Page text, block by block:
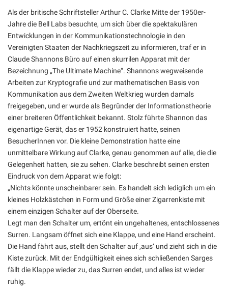
Als der britische Schriftsteller Arthur C. Clarke Mitte der 1950er-
Jahre die Bell Labs besuchte, um sich über die spektakulären
Entwicklungen in der Kommunikationstechnologie in den
Vereinigten Staaten der Nachkriegszeit zu informieren, traf er in
Claude Shannons Büro auf einen skurrilen Apparat mit der
Bezeichnung „The Ultimate Machine“. Shannons wegweisende
Arbeiten zur Kryptografie und zur mathematischen Basis von
Kommunikation aus dem Zweiten Weltkrieg wurden damals
freigegeben, und er wurde als Begründer der Informationstheorie
einer breiteren Öffentlichkeit bekannt. Stolz führte Shannon das
eigenartige Gerät, das er 1952 konstruiert hatte, seinen
BesucherInnen vor. Die kleine Demonstration hatte eine
unmittelbare Wirkung auf Clarke, genau genommen auf alle, die die
Gelegenheit hatten, sie zu sehen. Clarke beschreibt seinen ersten
Eindruck von dem Apparat wie folgt:
„Nichts könnte unscheinbarer sein. Es handelt sich lediglich um ein
kleines Holzkästchen in Form und Größe einer Zigarrenkiste mit
einem einzigen Schalter auf der Oberseite.
Legt man den Schalter um, ertönt ein ungehaltenes, entschlossenes
Surren. Langsam öffnet sich eine Klappe, und eine Hand erscheint.
Die Hand fährt aus, stellt den Schalter auf ‚aus‘ und zieht sich in die
Kiste zurück. Mit der Endgültigkeit eines sich schließenden Sarges
fällt die Klappe wieder zu, das Surren endet, und alles ist wieder
ruhig.